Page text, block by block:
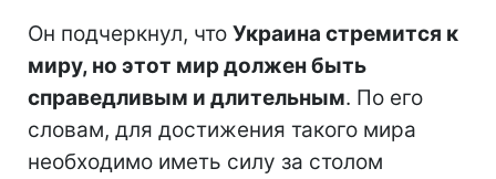
Он подчеркнул, что Украина стремится к
миру, но этот мир должен быть
справедливым и длительным. По его
словам, для достижения такого мира
необходимо иметь силу за столом